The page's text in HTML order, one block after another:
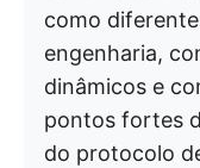
como
engenharia,
dinâmicos e
pontos fortes
do protocolo